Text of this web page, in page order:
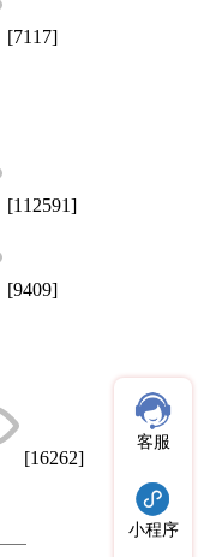
[7117]
[112591]
[9409]
[16262]
客服
小程序